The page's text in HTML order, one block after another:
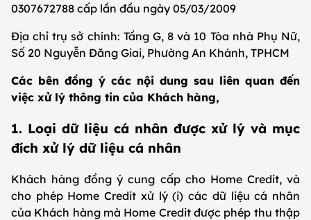
0307672788 cấp lần đầu ngày 05/03/2009
Địa chỉ trụ sở chính: Tầng G, 8 và 10 Tòa nhà Phụ Nữ,
Số 20 Nguyễn Đăng Giai, Phường An Khánh, TPHCM
Các bên đồng ý các nội dung sau liên quan đến
việc xử lý thông tin của Khách hàng,
1. Loại dữ liệu cá nhân được xử lý và mục
đích xử lý dữ liệu cá nhân
Khách hàng đồng ý cung cấp cho Home Credit, và
cho phép Home Credit xử lý (i) các dữ liệu cá nhân
của Khách hàng mà Home Credit được phép thu thập